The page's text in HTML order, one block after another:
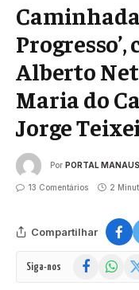
Caminhada
Alberto
Maria do
Jorge
Por PORTAL
13 Comentários 2
Compartilhar
Siga-nos Facebook